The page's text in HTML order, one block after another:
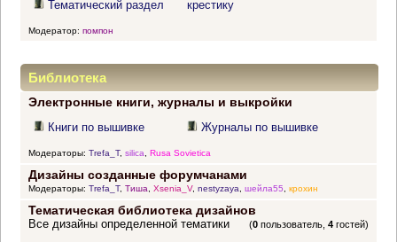
Тематический раздел крестику
Модератор: помпон
Библиотека
Электронные книги, журналы и выкройки
Книги по вышивке Журналы по вышивке
Модераторы: Trefa_T, silica Rusa Sovietica
Дизайны созданные форумчанами
Модераторы: Trefa_T, Тиша, Xsenia_V, nestyzaya, шейла55, крохин
Тематическая библиотека дизайнов
(0 пользователь,4 гостей)
Все дизайны определенной тематики